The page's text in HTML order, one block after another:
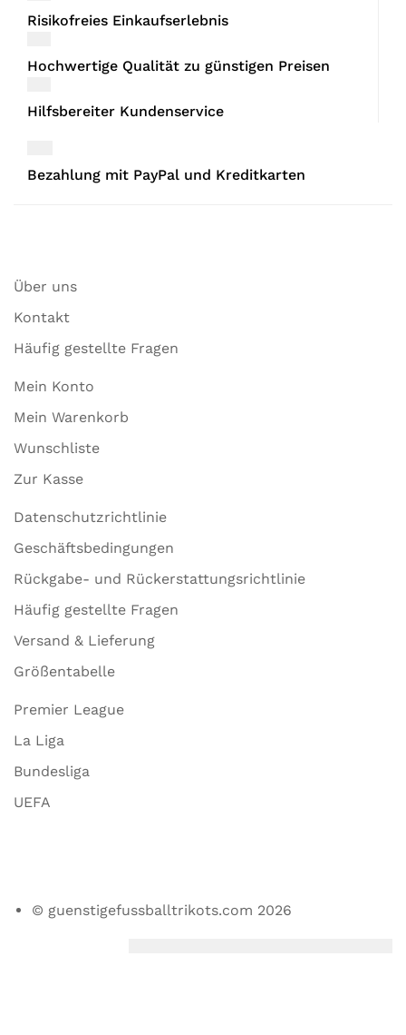
Risikofreies Einkaufserlebnis
Hochwertige Qualität zu günstigen Preisen
Hilfsbereiter Kundenservice
Bezahlung mit PayPal und Kreditkarten
Über uns
Kontakt
Häufig gestellte Fragen
Mein Konto
Mein Warenkorb
Wunschliste
Zur Kasse
Datenschutzrichtlinie
Geschäftsbedingungen
Rückgabe- und Rückerstattungsrichtlinie
Häufig gestellte Fragen
Versand & Lieferung
Größentabelle
Premier League
La Liga
Bundesliga
UEFA
© guenstigefussballtrikots.com 2026